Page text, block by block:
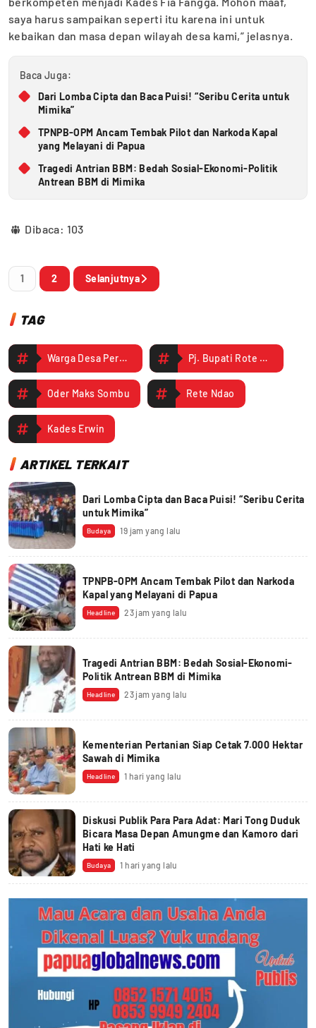
saya harus sampaikan seperti itu karena ini untuk
kebaikan dan masa depan wilayah desa kami,” jelasnya.
Baca Juga:
Dari Lomba Cipta dan Baca Puisi! “Seribu Cerita untuk
Mimika”
TPNPB-OPM Ancam Tembak Pilot dan Narkoda Kapal
yang Melayani di Papua
Tragedi Antrian BBM: Bedah Sosial-Ekonomi-Politik
Antrean BBM di Mimika
Dibaca: 103
1 2 Selanjutnya
TAG
Warga Desa Persiapan Fia Fangga Pj. Bupati Rote Ndao
Oder Maks Sombu Rete Ndao
Kades Erwin
ARTIKEL TERKAIT
Dari Lomba Cipta dan Baca Puisi! “Seribu Cerita
untuk Mimika”
Budaya 19 jam yang lalu
TPNPB-OPM Ancam Tembak Pilot dan Narkoda
Kapal yang Melayani di Papua
Headline 23 jam yang lalu
Tragedi Antrian BBM: Bedah Sosial-Ekonomi-
Politik Antrean BBM di Mimika
Headline 23 jam yang lalu
Kementerian Pertanian Siap Cetak 7.000 Hektar
Sawah di Mimika
Headline 1 hari yang lalu
Diskusi Publik Para Para Adat: Mari Tong Duduk
Bicara Masa Depan Amungme dan Kamoro dari
Hati ke Hati
Budaya 1 hari yang lalu